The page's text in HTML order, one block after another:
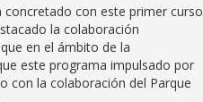
con este primer curso
la colaboración
en el ámbito de la
este programa impulsado por
con la colaboración del Parque